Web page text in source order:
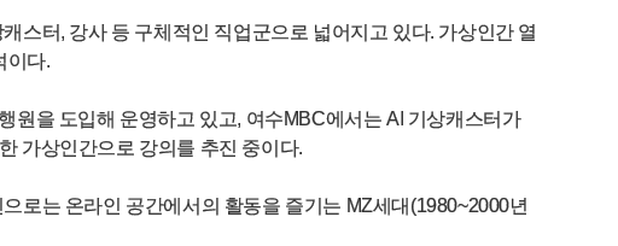
스터, 강사 등 구체적인 직업군으로 넓어지고 있다. 가상인간 열
이다.
원을 도입해 운영하고 있고, 여수MBC에서는 AI 기상캐스터가
가상인간으로 강의를 추진 중이다.
로는 온라인 공간에서의 활동을 즐기는 MZ세대(1980~2000년